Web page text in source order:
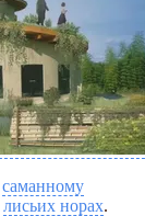
саманному
лисьих норах.